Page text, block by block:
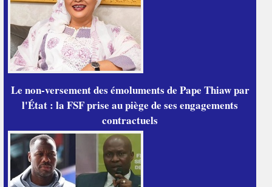
Le non-versement des émoluments de Pape Thiaw par
l'État : la FSF prise au piège de ses engagements
contractuels